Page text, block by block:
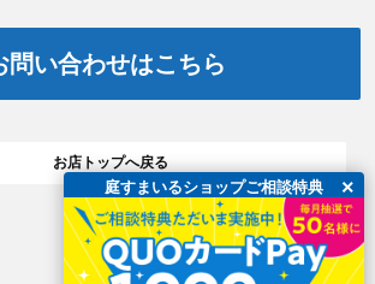
問い合わせはこちら
お店トップへ戻る
×
庭すまいるショップご相談特典